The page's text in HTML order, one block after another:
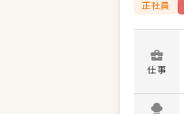
正社員
仕事